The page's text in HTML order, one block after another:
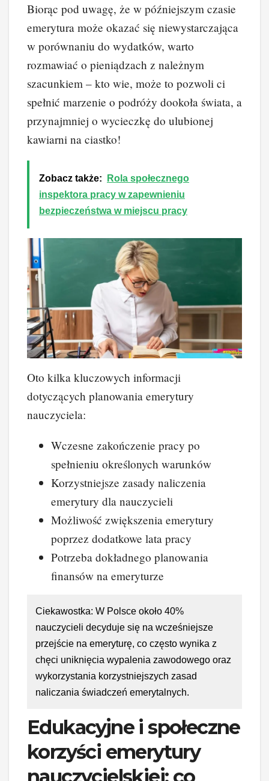
Biorąc pod uwagę, że w późniejszym czasie
emerytura może okazać się niewystarczająca
w porównaniu do wydatków, warto
rozmawiać o pieniądzach z należnym
szacunkiem – kto wie, może to pozwoli ci
spełnić marzenie o podróży dookoła świata, a
przynajmniej o wycieczkę do ulubionej
kawiarni na ciastko!
Zobacz także:
Rola społecznego
inspektora pracy w zapewnieniu
bezpieczeństwa w miejscu pracy
Oto kilka kluczowych informacji
dotyczących planowania emerytury
nauczyciela:
Wczesne zakończenie pracy po
spełnieniu określonych warunków
Korzystniejsze zasady naliczenia
emerytury dla nauczycieli
Możliwość zwiększenia emerytury
poprzez dodatkowe lata pracy
Potrzeba dokładnego planowania
finansów na emeryturze
Ciekawostka: W Polsce około 40%
nauczycieli decyduje się na wcześniejsze
przejście na emeryturę, co często wynika z
chęci uniknięcia wypalenia zawodowego oraz
wykorzystania korzystniejszych zasad
naliczania świadczeń emerytalnych.
Edukacyjne i społeczne
korzyści emerytury